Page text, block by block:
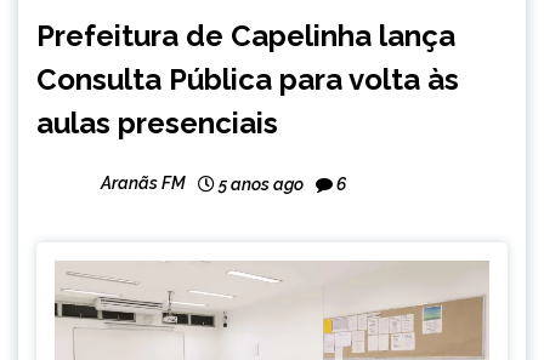
NOTÍCIAS
Prefeitura de Capelinha lança
Consulta Pública para volta às
aulas presenciais
Aranãs FM 5 anos ago 6